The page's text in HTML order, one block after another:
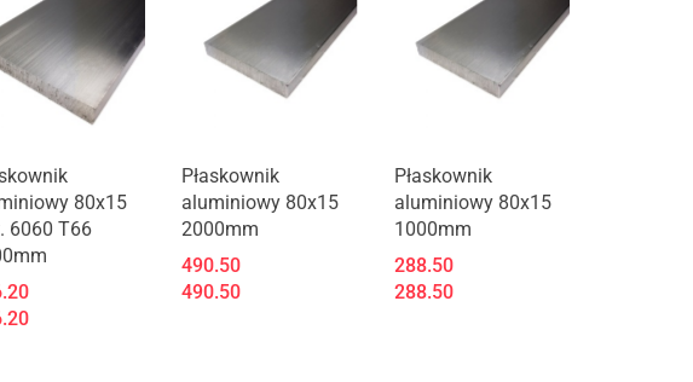
80x15
6060 T66
Płaskownik
aluminiowy 80x15
2000mm
490.50
490.50
Płaskownik
aluminiowy 80x15
1000mm
288.50
288.50